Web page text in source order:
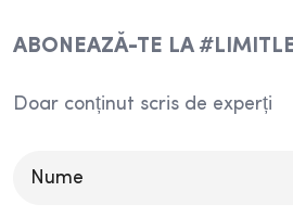
ABONEAZĂ-TE LA
Doar conținut scris de experți
Please